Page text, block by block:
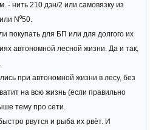
- нить 210 дэн/2 или самовязку из
N⁰50.
покупать для БП или для долгого их
автономной лесной жизни. Да и так,
при автономной жизни в лесу, без
на всю жизнь (если правильно
тему про сети.
рвутся и рыба их рвёт. И